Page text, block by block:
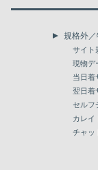
規格外
サイト
現物デ
当日着
翌日着
セルフ
カレイ
チャッ